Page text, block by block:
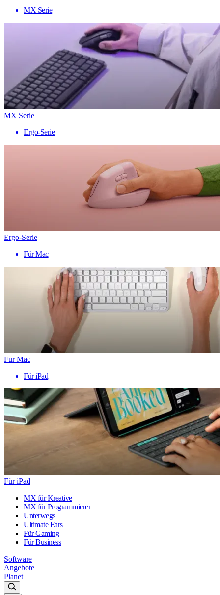
MX Serie
MX Serie
Ergo-Serie
Ergo-Serie
Für Mac
Für Mac
Für iPad
Für iPad
MX für Kreative
MX für Programmierer
Unterwegs
Ultimate Ears
Für Gaming
Für Business
Software
Angebote
Planet